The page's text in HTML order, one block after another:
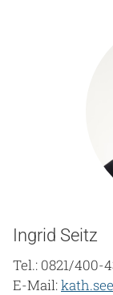
Ingrid Seitz
Tel.: 0821/400-
E-Mail: